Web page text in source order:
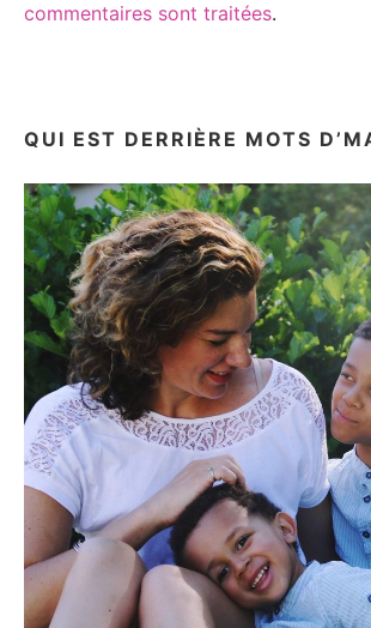
commentaires sont traitées.
QUI EST DERRIÈRE MOTS